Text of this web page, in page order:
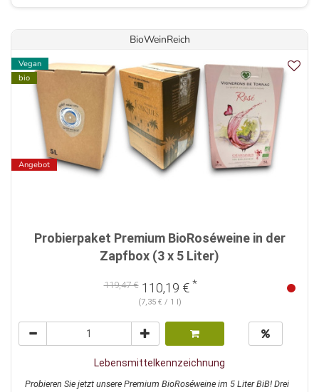
BioWeinReich
Vegan
bio
Angebot
Probierpaket Premium BioRoséweine in der
Zapfbox (3 x 5 Liter)
119,47 €110,19 € *
(7,35 € / 1 l)
Lebensmittelkennzeichnung
Probieren Sie jetzt unsere Premium BioRoséweine im 5 Liter BiB! Drei